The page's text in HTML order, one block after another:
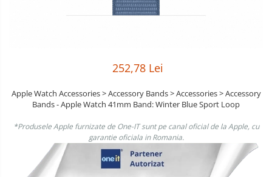
252,78 Lei
Apple Watch Accessories > Accessory Bands > Accessories > Accessory
Bands - Apple Watch 41mm Band: Winter Blue Sport Loop
*Produsele Apple furnizate de One-IT sunt pe canal oficial de la Apple, cu
garantie oficiala in Romania.